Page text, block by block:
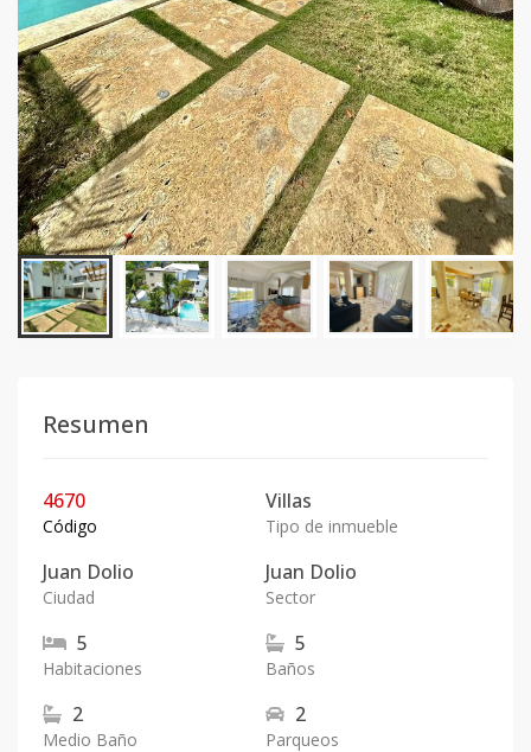
Resumen
4670
Código
Villas
Tipo de inmueble
Juan Dolio
Ciudad
Juan Dolio
Sector
5
Habitaciones
5
Baños
2
Medio Baño
2
Parqueos